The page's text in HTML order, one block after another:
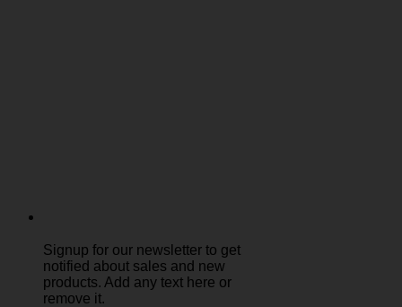
Signup for our newsletter to get
notified about sales and new
products. Add any text here or
remove it.